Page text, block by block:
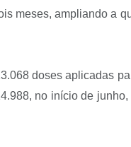
meses, ampliando a
doses aplicadas
no início de